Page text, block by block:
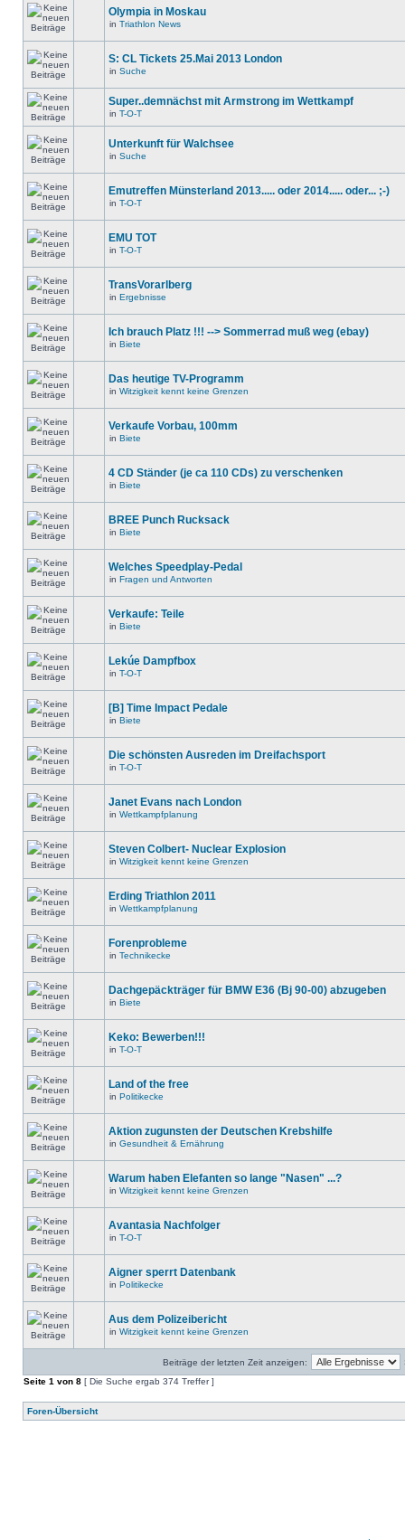
Olympia in Moskau
in Triathlon News
S: CL Tickets 25.Mai 2013 London
in Suche
Super..demnächst mit Armstrong im Wettkampf
in T-O-T
Unterkunft für Walchsee
in Suche
Emutreffen Münsterland 2013..... oder 2014..... oder... ;-)
in T-O-T
EMU TOT
in T-O-T
TransVorarlberg
in Ergebnisse
Ich brauch Platz !!! --> Sommerrad muß weg (ebay)
in Biete
Das heutige TV-Programm
in Witzigkeit kennt keine Grenzen
Verkaufe Vorbau, 100mm
in Biete
4 CD Ständer (je ca 110 CDs) zu verschenken
in Biete
BREE Punch Rucksack
in Biete
Welches Speedplay-Pedal
in Fragen und Antworten
Verkaufe: Teile
in Biete
Lekúe Dampfbox
in T-O-T
[B] Time Impact Pedale
in Biete
Die schönsten Ausreden im Dreifachsport
in T-O-T
Janet Evans nach London
in Wettkampfplanung
Steven Colbert- Nuclear Explosion
in Witzigkeit kennt keine Grenzen
Erding Triathlon 2011
in Wettkampfplanung
Forenprobleme
in Technikecke
Dachgepäckträger für BMW E36 (Bj 90-00) abzugeben
in Biete
Keko: Bewerben!!!
in T-O-T
Land of the free
in Politikecke
Aktion zugunsten der Deutschen Krebshilfe
in Gesundheit & Ernährung
Warum haben Elefanten so lange "Nasen" ...?
in Witzigkeit kennt keine Grenzen
Avantasia Nachfolger
in T-O-T
Aigner sperrt Datenbank
in Politikecke
Aus dem Polizeibericht
in Witzigkeit kennt keine Grenzen
Beiträge der letzten Zeit anzeigen:
Seite 1 von 8 [ Die Suche ergab 374 Treffer ]
Foren-Übersicht